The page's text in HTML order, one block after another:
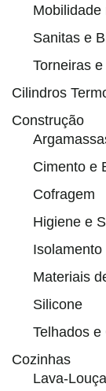
Mobilidade
Sanitas e
Torneiras
Cilindros
Construção
Cimento e
Cofragem
Higiene e
Materiais
Silicone
Telhados
Cozinhas
Lava-